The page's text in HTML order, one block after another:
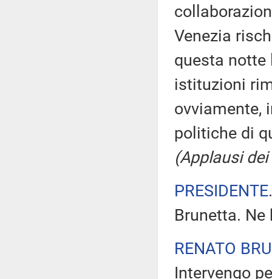
Venezia
questa notte
istituzioni
ovviamente,
politiche di
(Applausi
PRESIDENTE
Brunetta.
RENATO
Intervengo